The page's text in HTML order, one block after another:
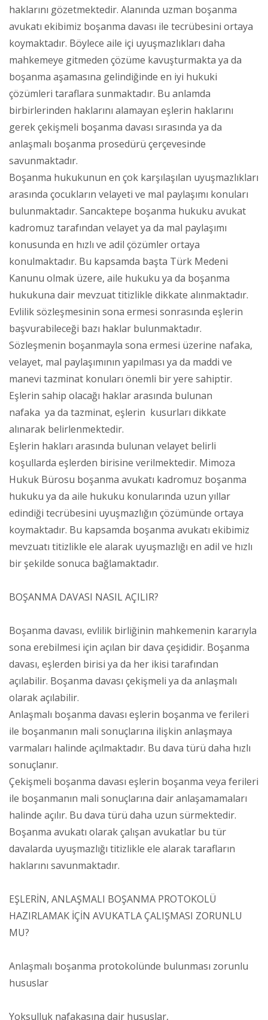
haklarını gözetmektedir. Alanında uzman boşanma
avukatı ekibimiz boşanma davası ile tecrübesini ortaya
koymaktadır. Böylece aile içi uyuşmazlıkları daha
mahkemeye gitmeden çözüme kavuşturmakta ya da
boşanma aşamasına gelindiğinde en iyi hukuki
çözümleri taraflara sunmaktadır. Bu anlamda
birbirlerinden haklarını alamayan eşlerin haklarını
gerek çekişmeli boşanma davası sırasında ya da
anlaşmalı boşanma prosedürü çerçevesinde
savunmaktadır.
Boşanma hukukunun en çok karşılaşılan uyuşmazlıkları
arasında çocukların velayeti ve mal paylaşımı konuları
bulunmaktadır. Sancaktepe boşanma hukuku avukat
kadromuz tarafından velayet ya da mal paylaşımı
konusunda en hızlı ve adil çözümler ortaya
konulmaktadır. Bu kapsamda başta Türk Medeni
Kanunu olmak üzere, aile hukuku ya da boşanma
hukukuna dair mevzuat titizlikle dikkate alınmaktadır.
Evlilik sözleşmesinin sona ermesi sonrasında eşlerin
başvurabileceği bazı haklar bulunmaktadır.
Sözleşmenin boşanmayla sona ermesi üzerine nafaka,
velayet, mal paylaşımının yapılması ya da maddi ve
manevi tazminat konuları önemli bir yere sahiptir.
Eşlerin sahip olacağı haklar arasında bulunan
nafaka ya da tazminat, eşlerin kusurları dikkate
alınarak belirlenmektedir.
Eşlerin hakları arasında bulunan velayet belirli
koşullarda eşlerden birisine verilmektedir. Mimoza
Hukuk Bürosu boşanma avukatı kadromuz boşanma
hukuku ya da aile hukuku konularında uzun yıllar
edindiği tecrübesini uyuşmazlığın çözümünde ortaya
koymaktadır. Bu kapsamda boşanma avukatı ekibimiz
mevzuatı titizlikle ele alarak uyuşmazlığı en adil ve hızlı
bir şekilde sonuca bağlamaktadır.
BOŞANMA DAVASI NASIL AÇILIR?
Boşanma davası, evlilik birliğinin mahkemenin kararıyla
sona erebilmesi için açılan bir dava çeşididir. Boşanma
davası, eşlerden birisi ya da her ikisi tarafından
açılabilir. Boşanma davası çekişmeli ya da anlaşmalı
olarak açılabilir.
Anlaşmalı boşanma davası eşlerin boşanma ve ferileri
ile boşanmanın mali sonuçlarına ilişkin anlaşmaya
varmaları halinde açılmaktadır. Bu dava türü daha hızlı
sonuçlanır.
Çekişmeli boşanma davası eşlerin boşanma veya ferileri
ile boşanmanın mali sonuçlarına dair anlaşamamaları
halinde açılır. Bu dava türü daha uzun sürmektedir.
Boşanma avukatı olarak çalışan avukatlar bu tür
davalarda uyuşmazlığı titizlikle ele alarak tarafların
haklarını savunmaktadır.
EŞLERİN, ANLAŞMALI BOŞANMA PROTOKOLÜ
HAZIRLAMAK İÇİN AVUKATLA ÇALIŞMASI ZORUNLU
MU?
Anlaşmalı boşanma protokolünde bulunması zorunlu
hususlar
Yoksulluk nafakasına dair hususlar,